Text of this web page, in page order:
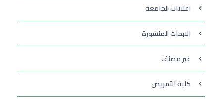
اعلانات الجامعة
الابحاث المنشورة
غير مصنف
كلية التمريض